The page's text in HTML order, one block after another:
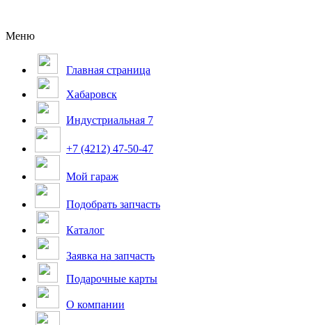
Меню
Главная страница
Хабаровск
Индустриальная 7
+7 (4212) 47-50-47
Мой гараж
Подобрать запчасть
Каталог
Заявка на запчасть
Подарочные карты
О компании